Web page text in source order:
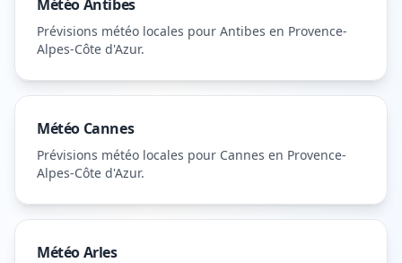
MétéoAntibes
Prévisions météo locales pour Antibes en Provence-
Alpes-Côte d'Azur.
Météo Cannes
Prévisions météo locales pour Cannes en Provence-
Alpes-Côte d'Azur.
MétéoArles